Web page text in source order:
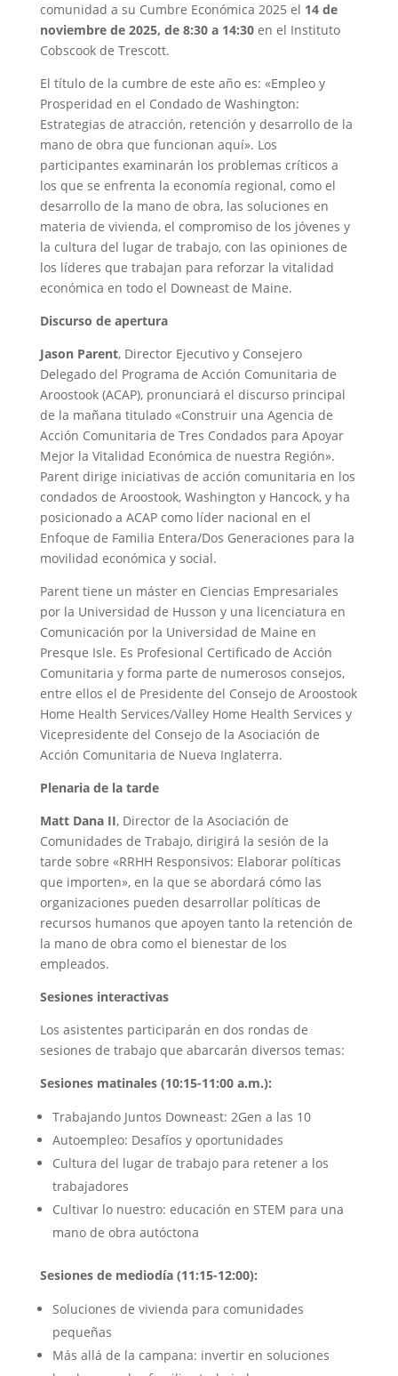
comunidad a su Cumbre Económica 2025 el 14 de
noviembre de 2025, de 8:30 a 14:30en el Instituto
Cobscook de Trescott.
El título de la cumbre de este año es: «Empleo y
Prosperidad en el Condado de Washington:
Estrategias de atracción, retención y desarrollo de la
mano de obra que funcionan aquí». Los
participantes examinarán los problemas críticos a
los que se enfrenta la economía regional, como el
desarrollo de la mano de obra, las soluciones en
materia de vivienda, el compromiso de los jóvenes y
la cultura del lugar de trabajo, con las opiniones de
los líderes que trabajan para reforzar la vitalidad
económica en todo el Downeast de Maine.
Discurso de apertura
Jason Parent, Director Ejecutivo y Consejero
Delegado del Programa de Acción Comunitaria de
Aroostook (ACAP), pronunciará el discurso principal
de la mañana titulado «Construir una Agencia de
Acción Comunitaria de Tres Condados para Apoyar
Mejor la Vitalidad Económica de nuestra Región».
Parent dirige iniciativas de acción comunitaria en los
condados de Aroostook, Washington y Hancock, y ha
posicionado a ACAP como líder nacional en el
Enfoque de Familia Entera/Dos Generaciones para la
movilidad económica y social.
Parent tiene un máster en Ciencias Empresariales
por la Universidad de Husson y una licenciatura en
Comunicación por la Universidad de Maine en
Presque Isle. Es Profesional Certificado de Acción
Comunitaria y forma parte de numerosos consejos,
entre ellos el de Presidente del Consejo de Aroostook
Home Health Services/Valley Home Health Services y
Vicepresidente del Consejo de la Asociación de
Acción Comunitaria de Nueva Inglaterra.
Plenaria de la tarde
Matt Dana II, Director de la Asociación de
Comunidades de Trabajo, dirigirá la sesión de la
tarde sobre «RRHH Responsivos: Elaborar políticas
que importen», en la que se abordará cómo las
organizaciones pueden desarrollar políticas de
recursos humanos que apoyen tanto la retención de
la mano de obra como el bienestar de los
empleados.
Sesiones interactivas
Los asistentes participarán en dos rondas de
sesiones de trabajo que abarcarán diversos temas:
Sesiones matinales (10:15-11:00 a.m.):
Trabajando Juntos Downeast: 2Gen a las 10
Autoempleo: Desafíos y oportunidades
Cultura del lugar de trabajo para retener a los
trabajadores
Cultivar lo nuestro: educación en STEM para una
mano de obra autóctona
Sesiones de mediodía (11:15-12:00):
Soluciones de vivienda para comunidades
pequeñas
Más allá de la campana: invertir en soluciones